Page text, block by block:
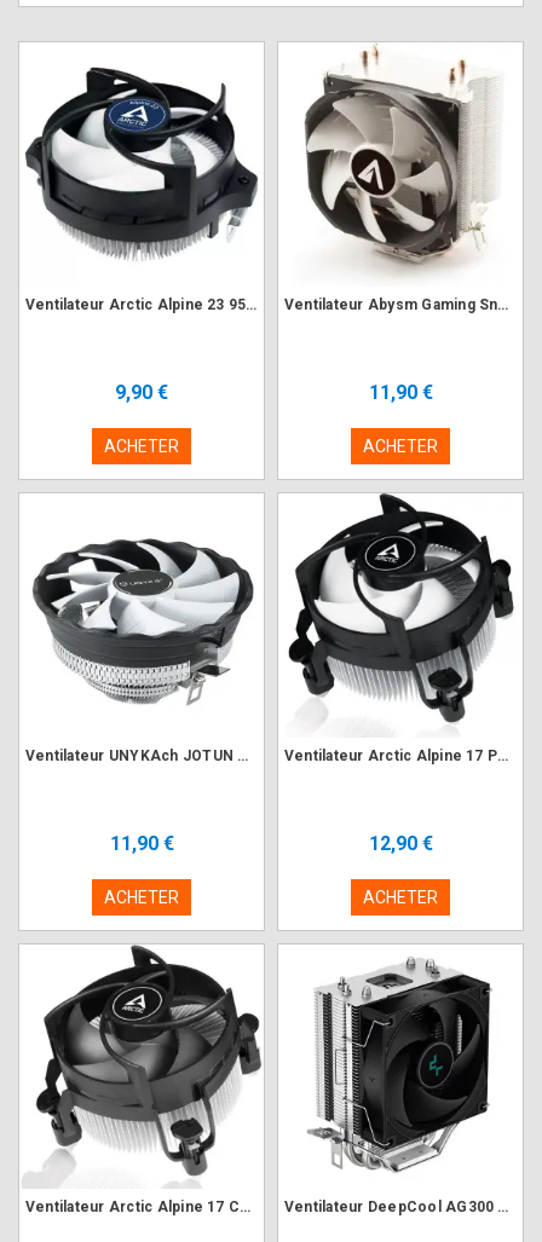
Ventilateur Arctic Alpine 23 95W AMD AM4 AM5
9,90 €
ACHETER
Ventilateur Abysm Gaming Snow II 105W 775/115x/12xx/AM2-3-4
11,90 €
ACHETER
Ventilateur UNYKAch JOTUN DF 120 blanc 95W 115x/12xx/1700/AM2-3-4
11,90 €
ACHETER
Ventilateur Arctic Alpine 17 PWM Intel 1700/1851
12,90 €
ACHETER
Ventilateur Arctic Alpine 17 CO PWM Intel 1700/1851 Ventilateur DeepCool AG300 115x/1200/1700/AM4-5